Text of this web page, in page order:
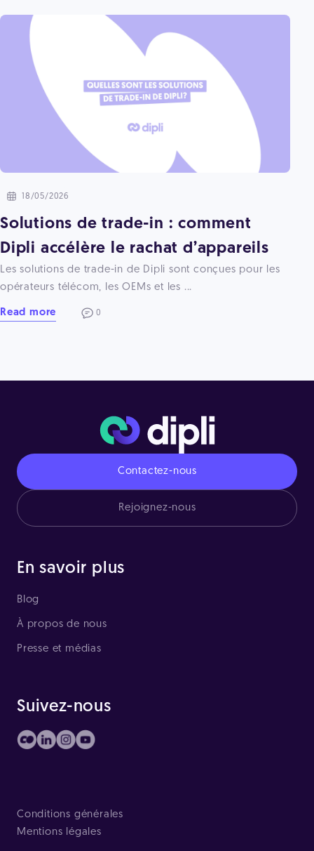
18/05/2026
Solutions de trade-in : comment
Dipli accélère le rachat d’appareils
Les solutions de trade-in de Dipli sont conçues pour les
opérateurs télécom, les OEMs et les ...
Read more 0
Contactez-nous
Rejoignez-nous
En savoir plus
Blog
À propos de nous
Presse et médias
Suivez-nous
Conditions générales
Mentions légales